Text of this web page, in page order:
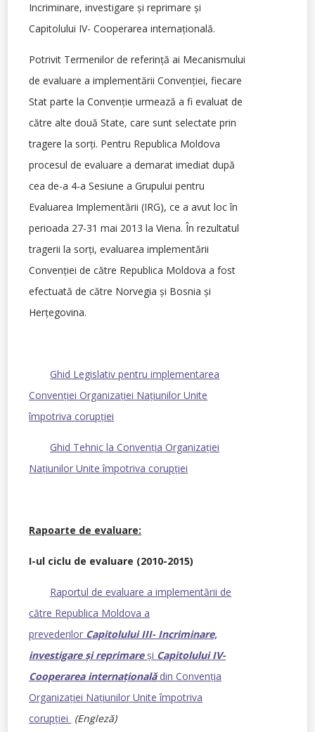
Incriminare, investigare şi reprimare şi
Capitolului IV- Cooperarea internaţională.
Potrivit Termenilor de referinţă ai Mecanismului
de evaluare a implementării Convenţiei, fiecare
Stat parte la Convenţie urmează a fi evaluat de
către alte două State, care sunt selectate prin
tragere la sorţi. Pentru Republica Moldova
procesul de evaluare a demarat imediat după
cea de-a 4-a Sesiune a Grupului pentru
Evaluarea Implementării (IRG), ce a avut loc în
perioada 27-31 mai 2013 la Viena. În rezultatul
tragerii la sorţi, evaluarea implementării
Convenţiei de către Republica Moldova a fost
efectuată de către Norvegia şi Bosnia şi
Herţegovina.
Ghid Legislativ pentru implementarea
Convenţiei Organizaţiei Naţiunilor Unite
împotriva corupţiei
Ghid Tehnic la Convenţia Organizaţiei
Naţiunilor Unite împotriva corupţiei
Rapoarte de evaluare:
I-ul ciclu de evaluare (2010-2015)
Raportul de evaluare a implementării de
către Republica Moldova a
prevederilor Capitolului III- Incriminare,
investigare şi reprimareşi Capitolului IV-
Cooperarea internaţionalădin Convenția
Organizației Națiunilor Unite împotriva
corupției (Engleză)